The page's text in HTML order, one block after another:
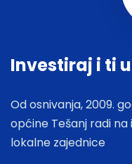
Investiraj i ti
Od osnivanja, 2009.
općine Tešanj radi
lokalne zajednice